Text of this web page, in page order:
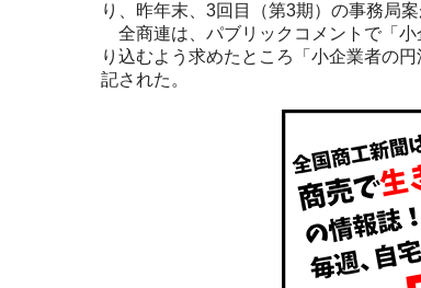
り、昨年末、3回目（第3期）の事務局案
全商連は、パブリックコメントで「
り込むよう求めたところ「小企業者の
記された。